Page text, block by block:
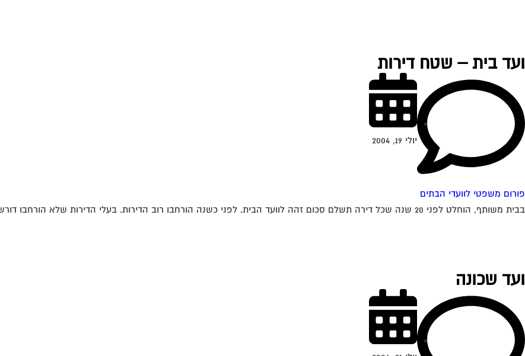
ועד בית – שטח דירות
פורום משפטי לוועדי הבתים
יולי 19, 2004
בבית משותף, הוחלט לפני 20 שנה שכל דירה תשלם סכום זהה לוועד הבית. לפני כשנה הורחבו רוב הדירות. בעלי הדירות שלא הורחבו דורשים לשלם ע"פ...
ועד שכונה